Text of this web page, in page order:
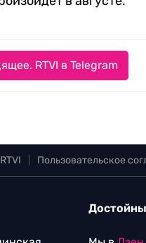
RTVI в Telegram
Пользовательское